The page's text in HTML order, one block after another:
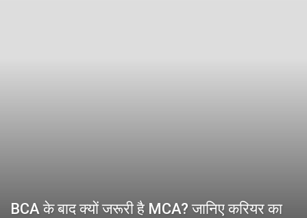
BCA के बाद क्यों जरूरी है MCA? जानिए करियर का